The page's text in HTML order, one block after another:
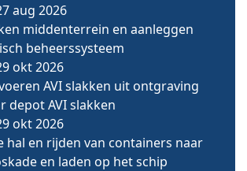
aug 2026
middenterrein en aanleggen
beheerssysteem
okt 2026
AVI slakken uit ontgraving
depot AVI slakken
okt 2026
hal en rijden van containers naar
en laden op het schip